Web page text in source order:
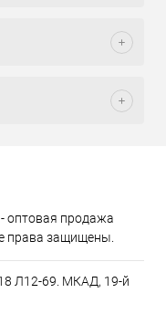
оптовая продажа
права защищены.
Л12-69. МКАД, 19-й